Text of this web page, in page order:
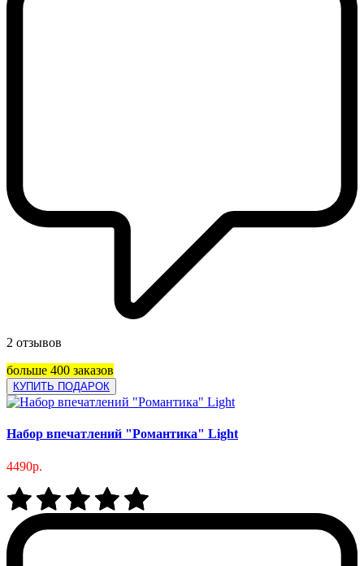
2 отзывов
больше 400 заказов
КУПИТЬ ПОДАРОК
Набор впечатлений "Романтика" Light
4490р.